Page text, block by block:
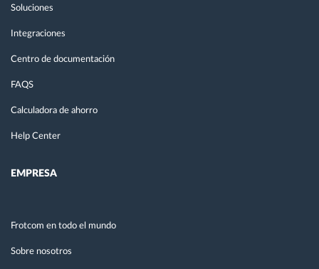
Soluciones
Integraciones
Centro de documentación
FAQS
Calculadora de ahorro
Help Center
EMPRESA
Frotcom en todo el mundo
Sobre nosotros